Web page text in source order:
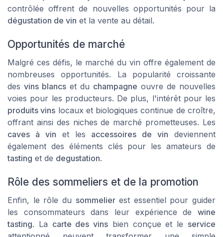
contrôlée offrent de nouvelles opportunités pour la
dégustation de vin et la vente au détail.
Opportunités de marché
Malgré ces défis, le marché du vin offre également de
nombreuses opportunités. La popularité croissante
des vins blancs et du champagne ouvre de nouvelles
voies pour les producteurs. De plus, l'intérêt pour les
produits vins locaux et biologiques continue de croître,
offrant ainsi des niches de marché prometteuses. Les
caves à vin et les accessoires de vin deviennent
également des éléments clés pour les amateurs de
tasting et de degustation.
Rôle des sommeliers et de la promotion
Enfin, le rôle du sommelierest essentiel pour guider
les consommateurs dans leur expérience de wine
tasting. La carte des vins bien conçue et le service